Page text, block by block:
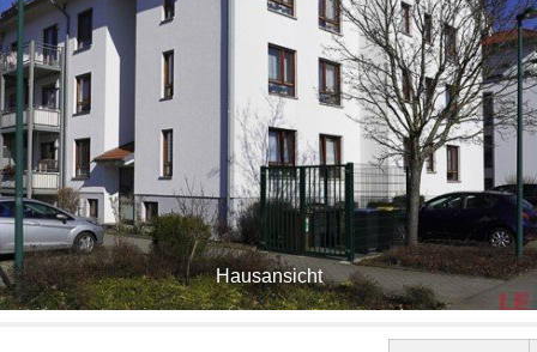
Hausansicht